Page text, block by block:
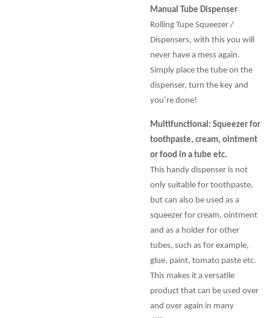
Manual Tube Dispenser
Rolling Tupe Squeezer /
Dispensers, with this you will
never have a mess again.
Simply place the tube on the
dispenser, turn the key and
you’re done!
Multifunctional: Squeezer for
toothpaste, cream, ointment
or food in a tube etc.
This handy dispenser is not
only suitable for toothpaste,
but can also be used as a
squeezer for cream, ointment
and as a holder for other
tubes, such as for example,
glue, paint, tomato paste etc.
This makes it a versatile
product that can be used over
and over again in many